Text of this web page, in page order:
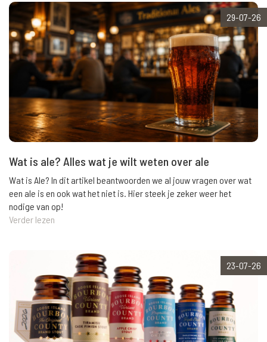
29-07-26
Wat is ale? Alles wat je wilt weten over ale
Wat is Ale? In dit artikel beantwoorden we al jouw vragen over wat
een ale is en ook wat het niet is. Hier steek je zeker weer het
nodige van op!
Verder lezen
23-07-26